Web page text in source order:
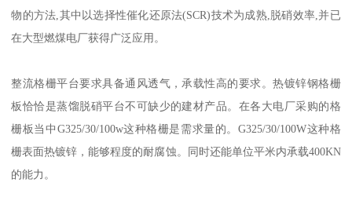
物的方法,其中以选择性催化还原法(SCR)技术为成熟,脱硝效率,并已
在大型燃煤电厂获得广泛应用。
整流格栅平台要求具备通风透气，承载性高的要求。热镀锌钢格栅
板恰恰是蒸馏脱硝平台不可缺少的建材产品。在各大电厂采购的格
栅板当中G325/30/100w这种格栅是需求量的。G325/30/100W这种格
栅表面热镀锌，能够程度的耐腐蚀。同时还能单位平米内承载400KN
的能力。